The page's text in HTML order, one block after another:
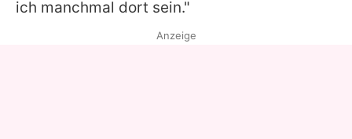
ich manchmal dort sein."
Anzeige